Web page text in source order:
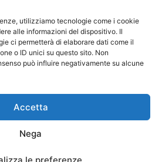
utilizziamo tecnologie come i cookie
alle informazioni del dispositivo. Il
ci permetterà di elaborare dati come il
o ID unici su questo sito. Non
può influire negativamente su alcune
Accetta
Nega
le preferenze